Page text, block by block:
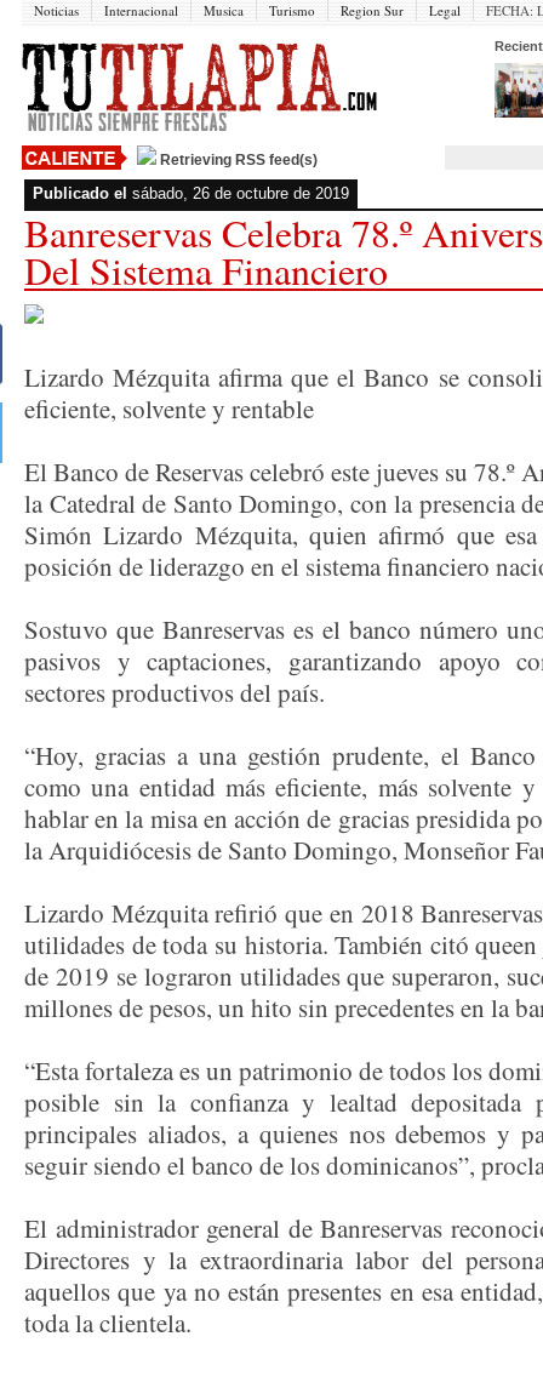
Noticias Internacional Musica Turismo Region Sur Legal FECHA:
Retrieving RSS feed(s)
Publicado el sábado, 26 de octubre de 2019
Banreservas Celebra 78.º
Del Sistema Financiero
Lizardo Mézquita afirma que el Banco se
eficiente, solvente y rentable
El Banco de Reservas celebró este jueves su 78.º
la Catedral de Santo Domingo, con la presencia
Simón Lizardo Mézquita, quien afirmó que
posición de liderazgo en el sistema financiero
Sostuvo que Banreservas es el banco número
pasivos y captaciones, garantizando apoyo
sectores productivos del país.
“Hoy, gracias a una gestión prudente, el
como una entidad más eficiente, más solvente
hablar en la misa en acción de gracias presidida
la Arquidiócesis de Santo Domingo, Monseñor
Lizardo Mézquita refirió que en 2018
utilidades de toda su historia. También citó
de 2019 se lograron utilidades que superaron,
millones de pesos, un hito sin precedentes en la
“Esta fortaleza es un patrimonio de todos los
posible sin la confianza y lealtad depositada
principales aliados, a quienes nos debemos y
seguir siendo el banco de los dominicanos”,
El administrador general de Banreservas
Directores y la extraordinaria labor del
aquellos que ya no están presentes en esa
toda la clientela.